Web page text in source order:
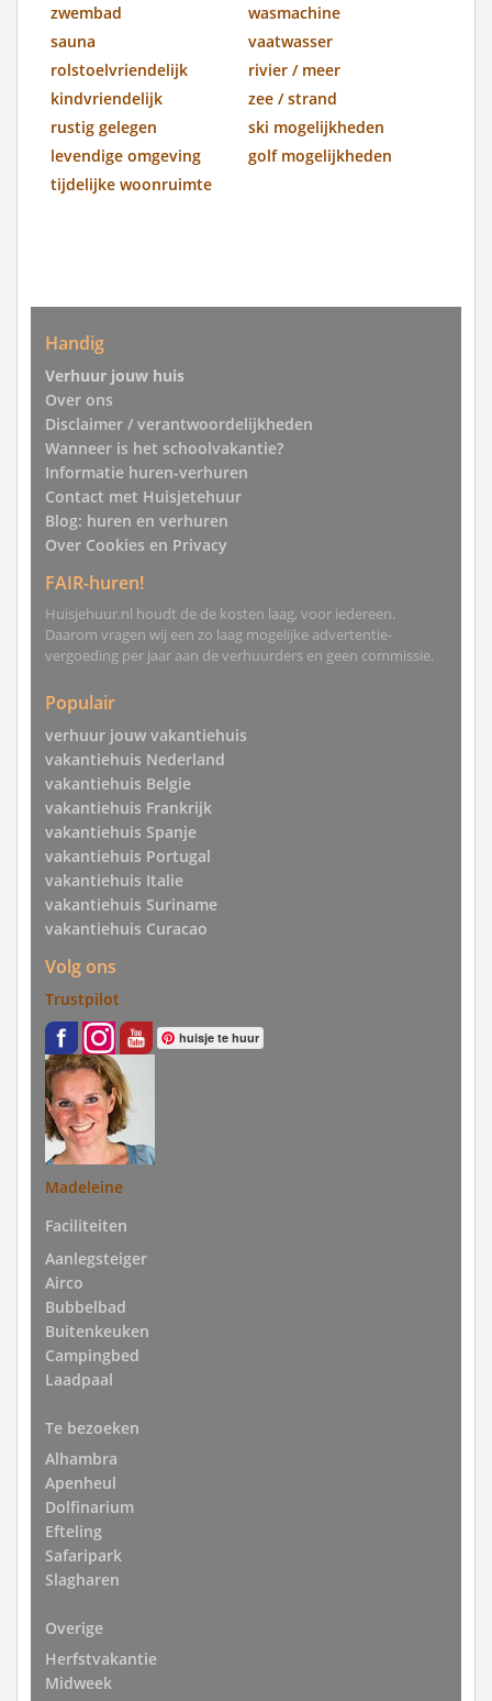
zwembad
wasmachine
sauna
vaatwasser
rolstoelvriendelijk
rivier / meer
kindvriendelijk
zee / strand
rustig gelegen
ski mogelijkheden
levendige omgeving
golf mogelijkheden
tijdelijke woonruimte
Handig
Verhuur jouw huis
Over ons
Disclaimer / verantwoordelijkheden
Wanneer is het schoolvakantie?
Informatie huren-verhuren
Contact met Huisjetehuur
Blog: huren en verhuren
Over Cookies en Privacy
FAIR-huren!
Huisjehuur.nl houdt de de kosten laag, voor iedereen.
Daarom vragen wij een zo laag mogelijke advertentie-
vergoeding per jaar aan de verhuurders en geen commissie.
Populair
verhuur jouw vakantiehuis
vakantiehuis Nederland
vakantiehuis Belgie
vakantiehuis Frankrijk
vakantiehuis Spanje
vakantiehuis Portugal
vakantiehuis Italie
vakantiehuis Suriname
vakantiehuis Curacao
Volg ons
Trustpilot
huisje te huur
Madeleine
Faciliteiten
Aanlegsteiger
Airco
Bubbelbad
Buitenkeuken
Campingbed
Laadpaal
Te bezoeken
Alhambra
Apenheul
Dolfinarium
Efteling
Safaripark
Slagharen
Overige
Herfstvakantie
Midweek